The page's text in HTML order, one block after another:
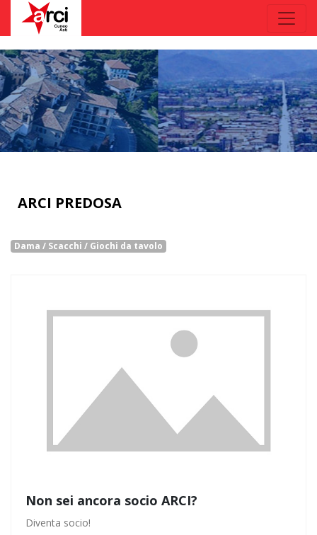
ARCI PREDOSA
Dama / Scacchi / Giochi da tavolo
Non sei ancora socio ARCI?
Diventa socio!